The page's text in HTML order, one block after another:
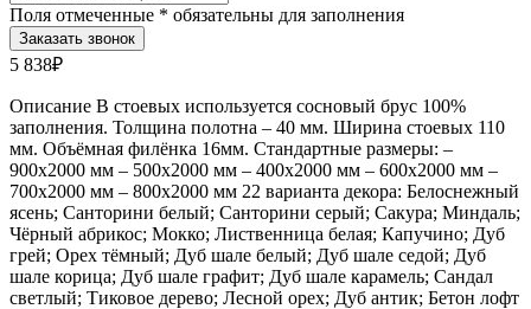
Поля отмеченные * обязательны для заполнения
5 838₽
Описание В стоевых используется сосновый брус 100%
заполнения. Толщина полотна – 40 мм. Ширина стоевых 110
мм. Объёмная филёнка 16мм. Стандартные размеры: –
900х2000 мм – 500х2000 мм – 400х2000 мм – 600х2000 мм –
700х2000 мм – 800х2000 мм 22 варианта декора: Белоснежный
ясень; Санторини белый; Санторини серый; Сакура; Миндаль;
Чёрный абрикос; Мокко; Лиственница белая; Капучино; Дуб
грей; Орех тёмный; Дуб шале белый; Дуб шале седой; Дуб
шале корица; Дуб шале графит; Дуб шале карамель; Сандал
светлый; Тиковое дерево; Лесной орех; Дуб антик; Бетон лофт